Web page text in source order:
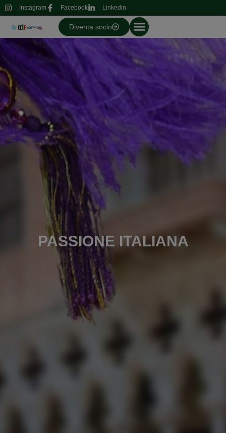
Instagram Facebook Linkedin
Diventa socio
PASSIONE ITALIANA